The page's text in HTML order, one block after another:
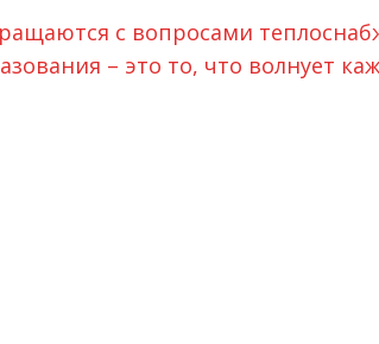
с вопросами
– это то, что волнует